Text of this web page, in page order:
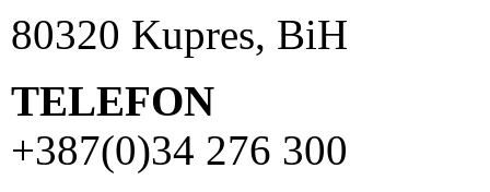
80320 Kupres, BiH
TELEFON
+387(0)34 276 300